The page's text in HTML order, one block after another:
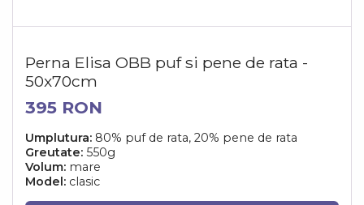
Perna Elisa OBB puf si pene de rata -
50x70cm
395 RON
Umplutura: 80% puf de rata, 20% pene de rata
Greutate: 550g
Volum: mare
Model: clasic